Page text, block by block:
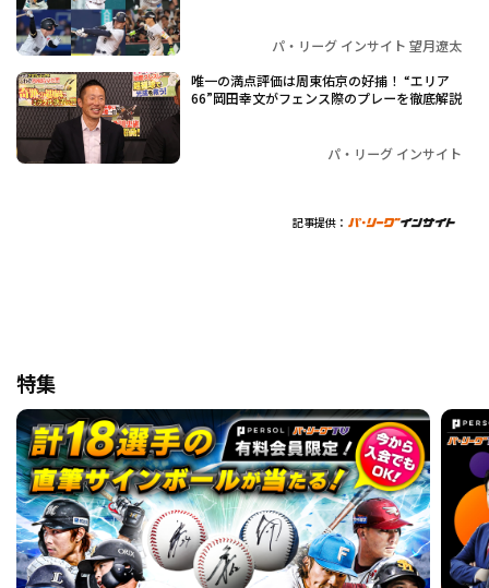
パ・リーグ インサイト 望月遼太
唯一の満点評価は周東佑京の好捕！ “エリア
66”岡田幸文がフェンス際のプレーを徹底解説
パ・リーグ インサイト
記事提供：
特集